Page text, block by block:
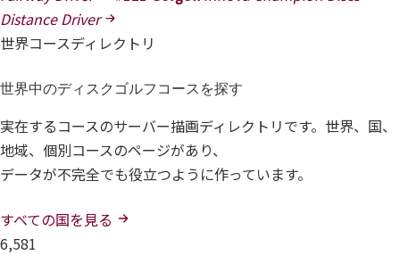
Distance Driver
世界コースディレクトリ
世界中のディスクゴルフコースを探す
実在するコースのサーバー描画ディレクトリです。世界、国、
地域、個別コースのページがあり、
データが不完全でも役立つように作っています。
すべての国を見る
6,581